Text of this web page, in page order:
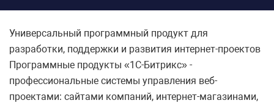
Универсальный программный продукт для
разработки, поддержки и развития интернет-проектов
Программные продукты «1С-Битрикс» -
профессиональные системы управления веб-
проектами: сайтами компаний, интернет-магазинами,